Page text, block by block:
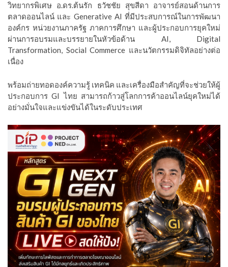
วิทยากรพิเศษ อ.ดร.ต้นรัก ธวัชชัย สุขสีดา อาจารย์สอนด้านการ
ตลาดออนไลน์ และ Generative AI ที่มีประสบการณ์ในการพัฒนา
องค์กร หน่วยงานภาครัฐ ภาคการศึกษา และผู้ประกอบการยุคใหม่
ผ่านการอบรมและบรรยายในหัวข้อด้าน AI, Digital
Transformation, Social Commerce และนวัตกรรมดิจิทัลอย่างต่อ
เนื่อง
พร้อมถ่ายทอดองค์ความรู้ เทคนิค และเครื่องมือสำคัญที่จะช่วยให้ผู้
ประกอบการ GI ไทย สามารถก้าวสู่โลกการค้าออนไลน์ยุคใหม่ได้
อย่างมั่นใจและแข่งขันได้ในระดับประเทศ